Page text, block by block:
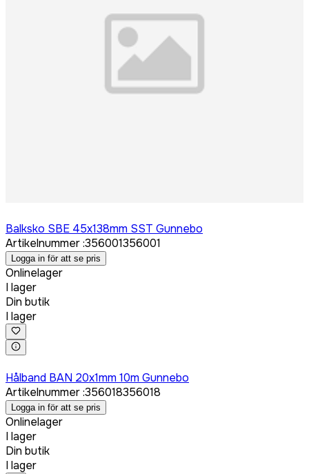
Balksko SBE 45x138mm SST Gunnebo
Artikelnummer:356001356001
Logga in för att se pris
Onlinelager
I lager
Din butik
I lager
Hålband BAN 20x1mm 10m Gunnebo
Artikelnummer:356018356018
Logga in för att se pris
Onlinelager
I lager
Din butik
I lager